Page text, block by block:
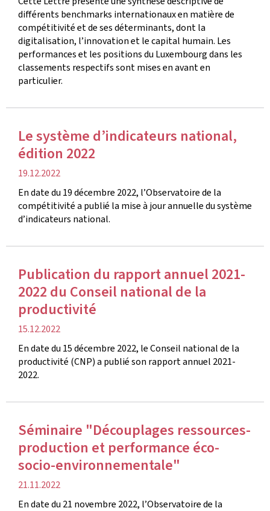
publication
différents benchmarks internationaux en matière de
compétitivité et de ses déterminants, dont la
digitalisation, l’innovation et le capital humain. Les
performances et les positions du Luxembourg dans les
classements respectifs sont mises en avant en
particulier.
Le système d’indicateurs national,
édition 2022
date
de
publication
19.12.2022
En date du 19 décembre 2022, l’Observatoire de la
compétitivité a publié la mise à jour annuelle du système
d’indicateurs national.
Publication du rapport annuel 2021-
2022 du Conseil national de la
productivité
date
de
publication
15.12.2022
En date du 15 décembre 2022, le Conseil national de la
productivité (CNP) a publié son rapport annuel 2021-
2022.
Séminaire "Découplages ressources-
production et performance éco-
socio-environnementale"
date
de
21.11.2022
En date du 21 novembre 2022, l’Observatoire de la